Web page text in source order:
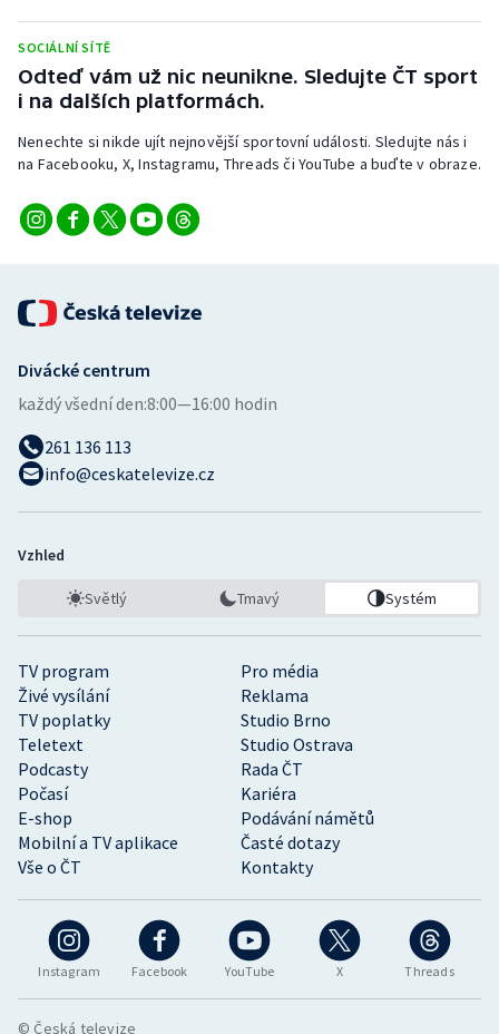
Stolní tenis
Triatlon
Veslování
Vodní slalom
Volejbal
Ostatní
SOCIÁLNÍ SÍTĚ
Odteď vám už nic neunikne. Sledujte ČT sport
i na dalších platformách.
Nenechte si nikde ujít nejnovější sportovní události. Sledujte nás i
na Facebooku, X, Instagramu, Threads či YouTube a buďte v obraze.
Instagram Facebook YouTube X Threads
TV program
Pro média
Živé vysílání
Reklama
TV poplatky
Studio Brno
Teletext
Studio Ostrava
Podcasty
Rada ČT
Počasí
Kariéra
E-shop
Podávání námětů
Mobilní a TV aplikace
Časté dotazy
Vše o ČT
Kontakty
Divácké centrum
každý všední den:8:00—16:00 hodin
261 136 113
info@ceskatelevize.cz
Vzhled
Světlý Tmavý Systém
© Česká televize